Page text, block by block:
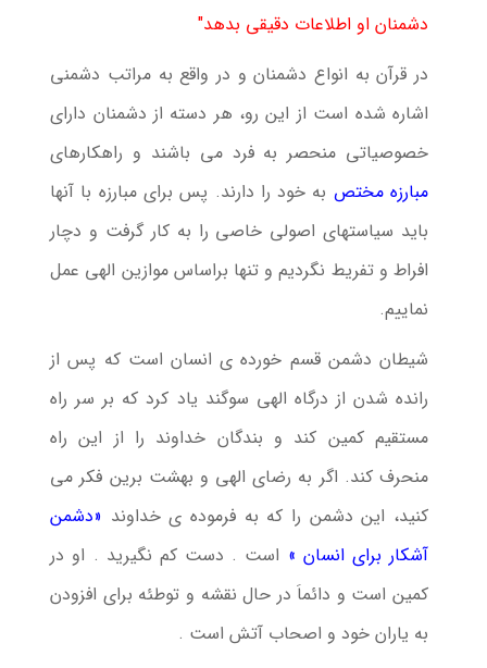
دشمنان او اطلاعات دقیقی بدهد"
در قرآن به انواع دشمنان و در واقع به مراتب دشمنی
اشاره شده است از این رو، هر دسته از دشمنان دارای
خصوصیاتی منحصر به فرد می باشند و راهکارهای
مبارزه مختص به خود را دارند. پس برای مبارزه با آنها
باید سیاستهای اصولی خاصی را به کار گرفت و دچار
افراط و تفریط نگردیم و تنها براساس موازین الهی عمل
نماییم.
شیطان دشمن قسم خورده ی انسان است که پس از
رانده شدن از درگاه الهی سوگند یاد کرد که بر سر راه
مستقیم کمین کند و بندگان خداوند را از این راه
منحرف کند. اگر به رضای الهی و بهشت برین فکر می
کنید، این دشمن را که به فرموده ی خداوند «دشمن
آشکار برای انسان » است . دست کم نگیرید . او در
کمین است و دائماَ در حال نقشه و توطئه برای افزودن
به یاران خود و اصحاب آتش است .